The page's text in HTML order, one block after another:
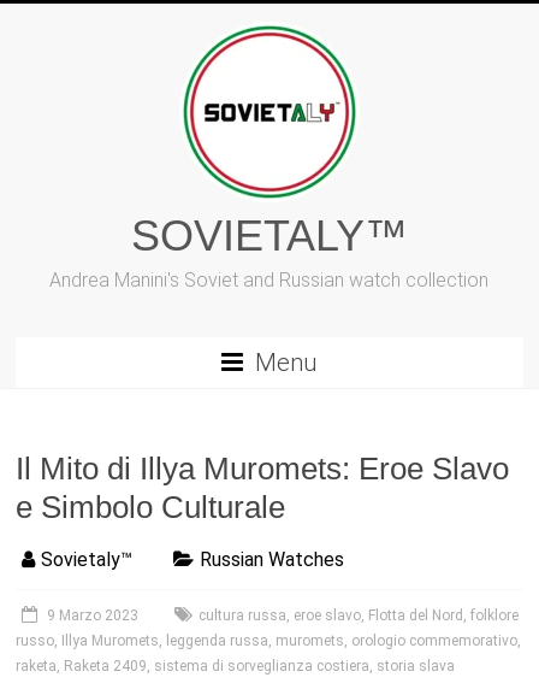
SOVIETALY™
Andrea Manini's Soviet and Russian watch collection
Menu
Il Mito di Illya Muromets: Eroe Slavo
e Simbolo Culturale
Sovietaly™ Russian Watches
9 Marzo 2023 cultura russa, eroe slavo, Flotta del Nord ,folklore
russo, Illya Muromets, leggenda russa, muromets, orologio commemorativo,
raketa, Raketa 2409, sistema di sorveglianza costiera, storia slava